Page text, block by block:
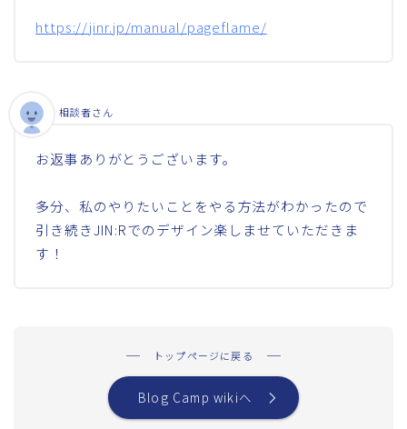
https://jinr.jp/manual/pageflame/
お返事ありがとうございます。
多分、私のやりたいことをやる方法がわかったので
引き続きJIN:Rでのデザイン楽しませていただきま
す！
相談者さん
トップページに戻る
Blog Camp wikiへ